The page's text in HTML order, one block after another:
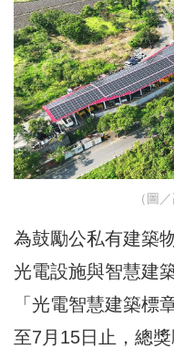
（圖
為鼓勵公私有建築
光電設施與智慧建
「光電智慧建築標
至7月15日止，總獎